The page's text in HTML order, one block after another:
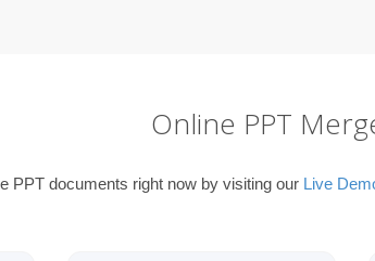
Online PPT
PPT documents right now by visiting our Live